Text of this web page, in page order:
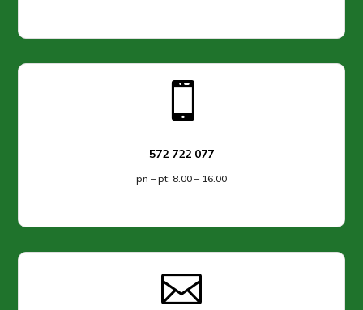

572 722 077
pn – pt: 8.00 – 16.00
